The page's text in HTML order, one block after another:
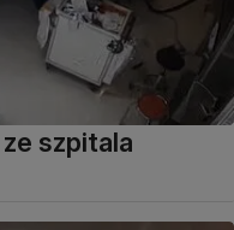
szpitala